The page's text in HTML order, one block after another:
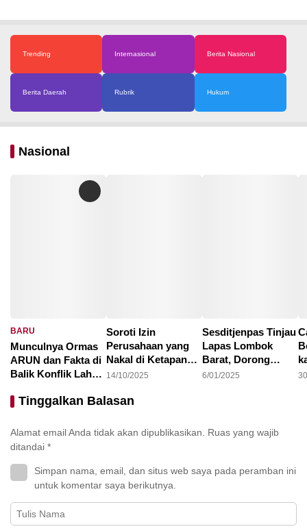
Trending Internasional Berita Nasional
Berita Daerah Rubrik Hukum
Nasional
BARU
Munculnya Ormas
ARUN dan Fakta di
Balik Konflik Lahan
Soroti Izin
Perusahaan yang
Nakal di Ketapang,
LAKI : Lahan Jadi
Tanggung Jawab?
14/10/2025
Sesditjenpas Tinjau
Lapas Lombok
Barat, Dorong
Optimalisasi
6/01/2025
Tinggalkan Balasan
Alamat email Anda tidak akan dipublikasikan.
Ruas yang wajib
ditandai *
Simpan nama, email, dan situs web saya pada peramban ini
untuk komentar saya berikutnya.